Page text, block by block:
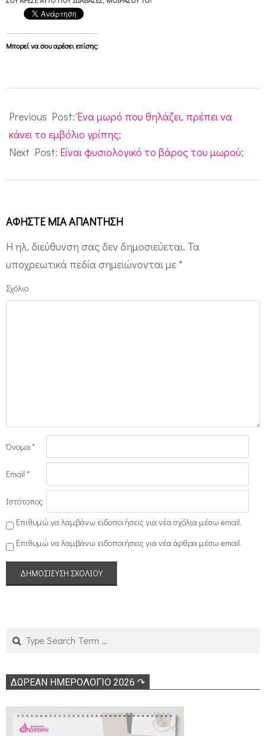
Μπορεί να σου αρέσει επίσης:
11-
30
Previous Post:Ένα μωρό που θηλάζει, πρέπει να
κάνει το εμβόλιο γρίπης;
Next Post: Είναι φυσιολογικό το βάρος του μωρού;
ΑΦΉΣΤΕ ΜΙΑ ΑΠΆΝΤΗΣΗ
Η ηλ. διεύθυνση σας δεν δημοσιεύεται. Τα
υποχρεωτικά πεδία σημειώνονται με *
Σχόλιο
Όνομα*
Email *
Ιστότοπος
Επιθυμώ να λαμβάνω ειδοποιήσεις για νέα σχόλια μέσω email.
Επιθυμώ να λαμβάνω ειδοποιήσεις για νέα άρθρα μέσω email.
ΔΩΡΕΑΝ ΗΜΕΡΟΛΟΓΙΟ 2026 ↷